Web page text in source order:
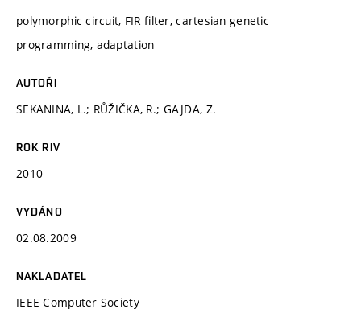
polymorphic circuit, FIR filter, cartesian genetic
programming, adaptation
AUTOŘI
SEKANINA, L.; RŮŽIČKA, R.; GAJDA, Z.
ROK RIV
2010
VYDÁNO
02.08.2009
NAKLADATEL
IEEE Computer Society